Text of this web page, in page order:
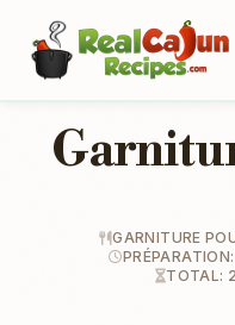
GARNITURE
TOTAL: